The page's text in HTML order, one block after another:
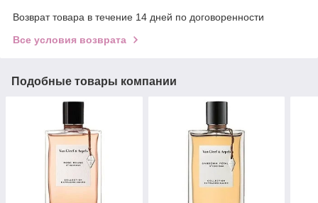
Возврат товара в течение 14 дней по договоренности
Все условия возврата
Подобные товары компании